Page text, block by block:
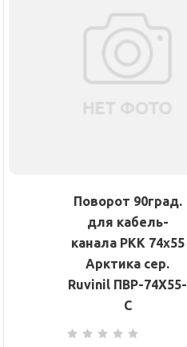
Поворот 90град.
для кабель-
канала РКК 74х55
Арктика сер.
Ruvinil ПВР-74Х55-
С